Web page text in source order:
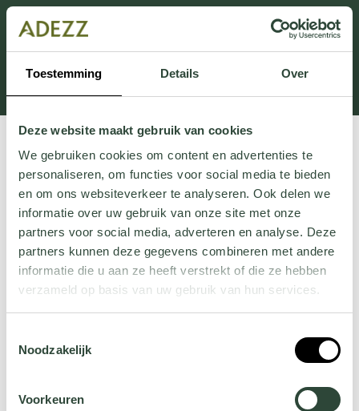
Toestemming Details Over
Deze website maakt gebruik van cookies
We gebruiken cookies om content en advertenties te
personaliseren, om functies voor social media te bieden
en om ons websiteverkeer te analyseren. Ook delen we
informatie over uw gebruik van onze site met onze
partners voor social media, adverteren en analyse. Deze
partners kunnen deze gegevens combineren met andere
informatie die u aan ze heeft verstrekt of die ze hebben
verzameld op basis van uw gebruik van hun services.
jehier.
Noodzakelijk
Voorkeuren
Cette section est actuellement en maintenance.
Si vous manquez des informations, vous pouvez nous
appeler au +31 413 395 295 ou nous envoyer un e-